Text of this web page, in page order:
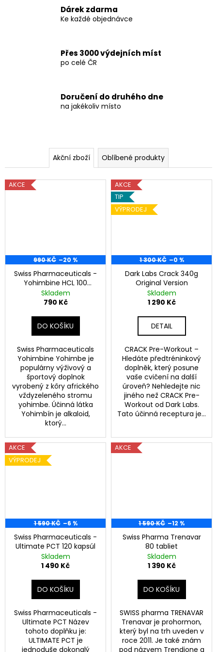
Dárek zdarma
Ke každé objednávce
Přes 3000 výdejních míst
po celé ČR
Doručení do druhého dne
na jakékoliv místo
Akční zboží Oblíbené produkty
AKCE
990 KČ –20 %
Swiss Pharmaceuticals -
Yohimbine HCL 100
kapsúl
Skladem
790 Kč
DO KOŠÍKU
Swiss Pharmaceuticals
Yohimbine Yohimbe je
populárny výživový a
športový doplnok
vyrobený z kôry afrického
vždyzeleného stromu
yohimbe. Účinná látka
Yohimbín je alkaloid,
ktorý...
AKCE
TIP
VÝPRODEJ
1 300 KČ –0 %
Dark Labs Crack 340g
Original Version
Skladem
1 290 Kč
DETAIL
CRACK Pre-Workout –
Hledáte předtréninkový
doplněk, který posune
vaše cvičení na další
úroveň? Nehledejte nic
jiného než CRACK Pre-
Workout od Dark Labs.
Tato účinná receptura je...
AKCE
VÝPRODEJ
1 590 KČ –6 %
Swiss Pharmaceuticals -
Ultimate PCT 120 kapsúl
Skladem
1 490 Kč
DO KOŠÍKU
Swiss Pharmaceuticals -
Ultimate PCT Název
tohoto doplňku je:
ULTIMATE PCT je
jednoduše dokonalý
AKCE
1 590 KČ –12 %
Swiss Pharma Trenavar
80 tabliet
Skladem
1 390 Kč
DO KOŠÍKU
SWISS pharma TRENAVAR
Trenavar je prohormon,
který byl na trh uveden v
roce 2011. Je také znám
pod názvem Trendione a
1
300
Kč